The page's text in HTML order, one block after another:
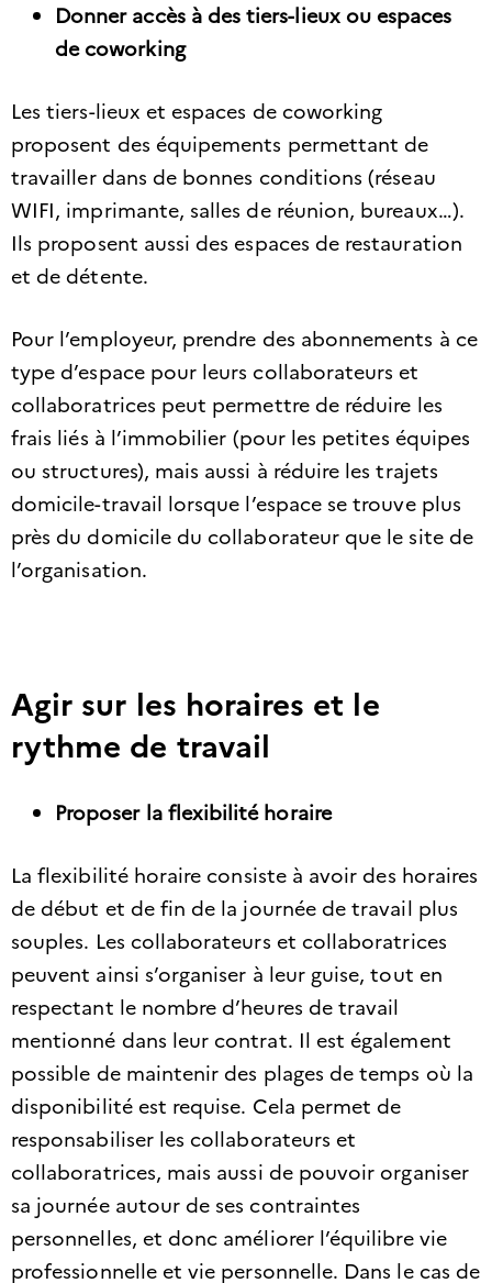
Donner accès à des tiers-lieux ou espaces
de coworking
Les tiers-lieux et espaces de coworking
proposent des équipements permettant de
travailler dans de bonnes conditions (réseau
WIFI, imprimante, salles de réunion, bureaux…).
Ils proposent aussi des espaces de restauration
et de détente.
Pour l’employeur, prendre des abonnements à ce
type d’espace pour leurs collaborateurs et
collaboratrices peut permettre de réduire les
frais liés à l’immobilier (pour les petites équipes
ou structures), mais aussi à réduire les trajets
domicile-travail lorsque l’espace se trouve plus
près du domicile du collaborateur que le site de
l’organisation.
Agir sur les horaires et le
rythme de travail
Proposer la flexibilité horaire
La flexibilité horaire consiste à avoir des horaires
de début et de fin de la journée de travail plus
souples. Les collaborateurs et collaboratrices
peuvent ainsi s’organiser à leur guise, tout en
respectant le nombre d’heures de travail
mentionné dans leur contrat. Il est également
possible de maintenir des plages de temps où la
disponibilité est requise. Cela permet de
responsabiliser les collaborateurs et
collaboratrices, mais aussi de pouvoir organiser
sa journée autour de ses contraintes
personnelles, et donc améliorer l’équilibre vie
professionnelle et vie personnelle. Dans le cas de